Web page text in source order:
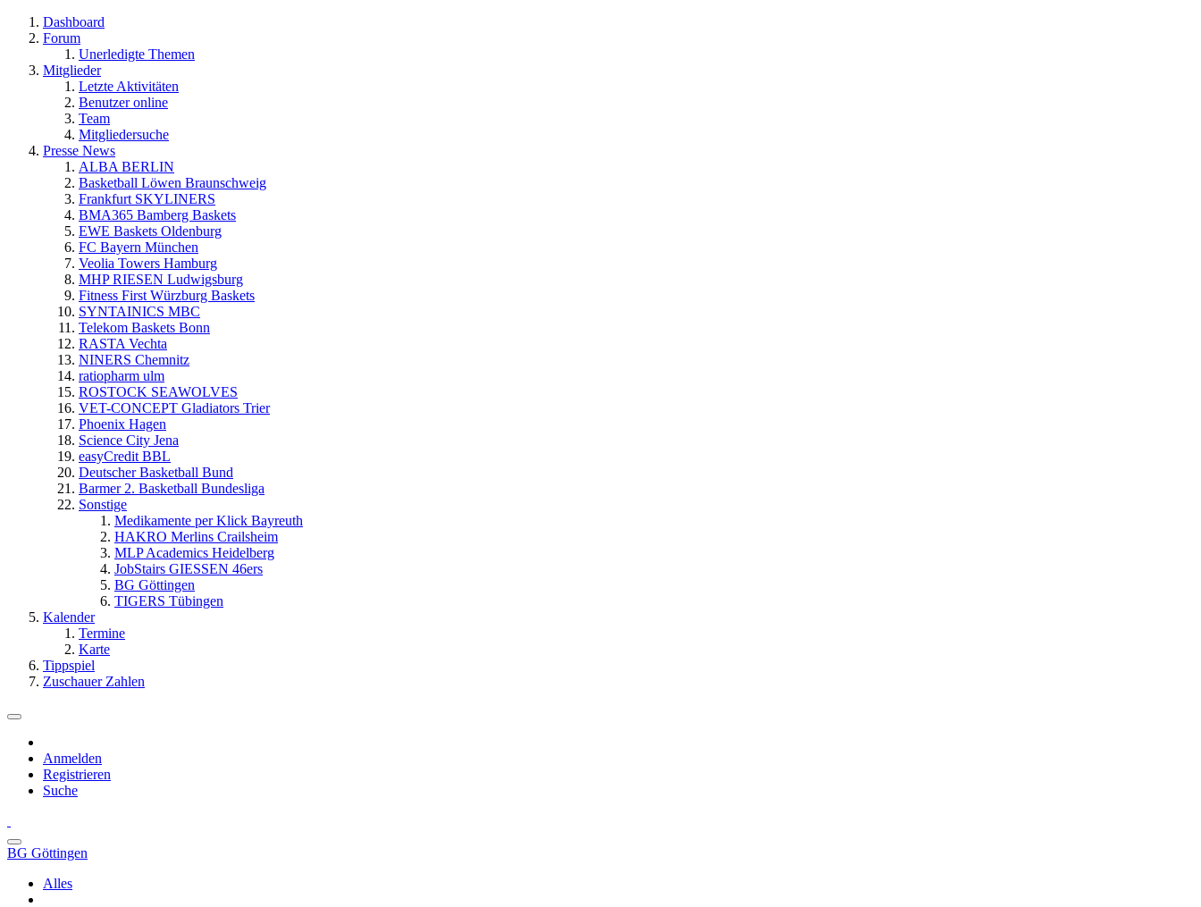
Dashboard
Forum
Unerledigte Themen
Mitglieder
Letzte Aktivitäten
Benutzer online
Team
Mitgliedersuche
Presse News
ALBA BERLIN
Basketball Löwen Braunschweig
Frankfurt SKYLINERS
BMA365 Bamberg Baskets
EWE Baskets Oldenburg
FC Bayern München
Veolia Towers Hamburg
MHP RIESEN Ludwigsburg
Fitness First Würzburg Baskets
SYNTAINICS MBC
Telekom Baskets Bonn
RASTA Vechta
NINERS Chemnitz
ratiopharm ulm
ROSTOCK SEAWOLVES
VET-CONCEPT Gladiators Trier
Phoenix Hagen
Science City Jena
easyCredit BBL
Deutscher Basketball Bund
Barmer 2. Basketball Bundesliga
Sonstige
Medikamente per Klick Bayreuth
HAKRO Merlins Crailsheim
MLP Academics Heidelberg
JobStairs GIESSEN 46ers
BG Göttingen
TIGERS Tübingen
Kalender
Termine
Karte
Tippspiel
Zuschauer Zahlen
Anmelden
Registrieren
Suche
BG Göttingen
Alles